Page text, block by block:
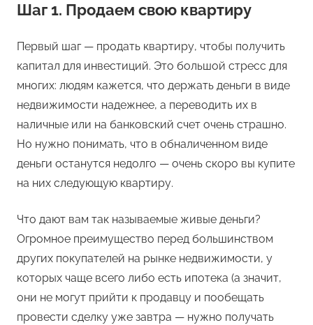
Шаг 1. Продаем свою квартиру
Первый шаг — продать квартиру, чтобы получить
капитал для инвестиций. Это большой стресс для
многих: людям кажется, что держать деньги в виде
недвижимости надежнее, а переводить их в
наличные или на банковский счет очень страшно.
Но нужно понимать, что в обналиченном виде
деньги останутся недолго — очень скоро вы купите
на них следующую квартиру.
Что дают вам так называемые живые деньги?
Огромное преимущество перед большинством
других покупателей на рынке недвижимости, у
которых чаще всего либо есть ипотека (а значит,
они не могут прийти к продавцу и пообещать
провести сделку уже завтра — нужно получать